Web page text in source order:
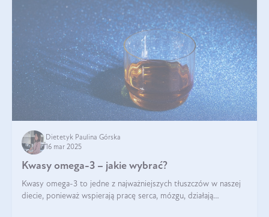
Dietetyk Paulina Górska
16 mar 2025
Kwasy omega-3 – jakie wybrać?
Kwasy omega-3 to jedne z najważniejszych tłuszczów w naszej
diecie, ponieważ wspierają pracę serca, mózgu, działają